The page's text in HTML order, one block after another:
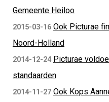
Gemeente Heiloo
2015-03-16 Ook Picturae
Noord-Holland
2014-12-24 Picturae
standaarden
2014-11-27 Ook Kops